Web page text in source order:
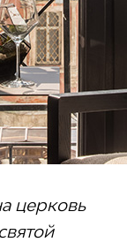
церковь